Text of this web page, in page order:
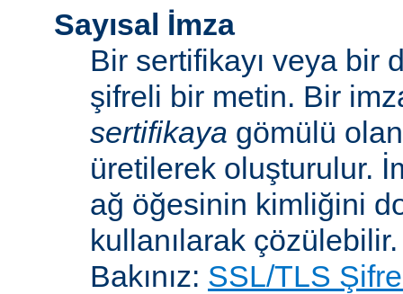
Sayısal İmza
Bir sertifikayı veya bir
şifreli bir metin. Bir
sertifikaya gömülü
üretilerek oluşturulur.
ağ öğesinin kimliğini
kullanılarak çözülebilir.
Bakınız: SSL/TLS